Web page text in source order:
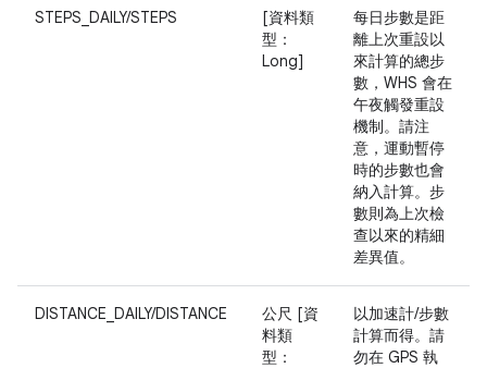
STEPS_DAILY/STEPS
[資料類
型：
Long]
每日步數是距
離上次重設以
來計算的總步
數，WHS 會在
午夜觸發重設
機制。請注
意，運動暫停
時的步數也會
納入計算。步
數則為上次檢
查以來的精細
差異值。
DISTANCE_DAILY/DISTANCE
公尺 [資
料類
型：
以加速計/步數
計算而得。請
勿在 GPS 執